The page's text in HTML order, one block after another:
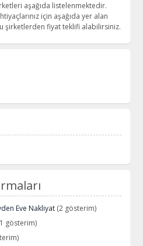
aşağıda listelenmektedir.
için aşağıda yer alan
şirketlerden fiyat teklifi alabilirsiniz.
Eve Nakliyat (2 gösterim)
gösterim)